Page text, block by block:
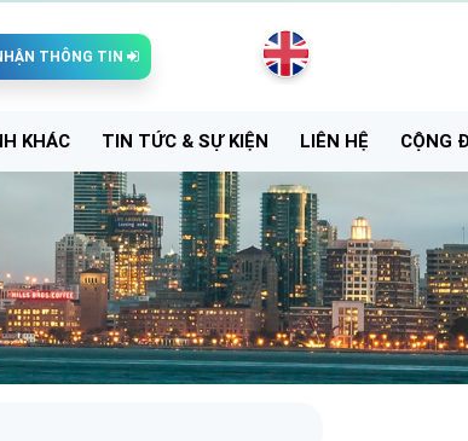
KÝ NHẬN THÔNG TIN
KHÁC TIN TỨC & SỰ KIỆN LIÊN HỆ CỘNG